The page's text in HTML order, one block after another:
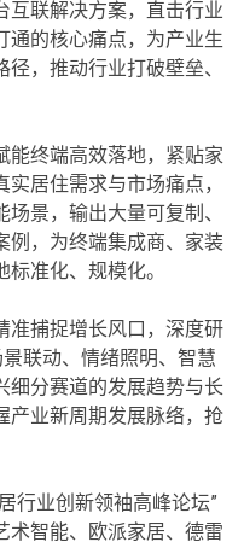
互联解决方案，直击行业
通的核心痛点，为产业生
，推动行业打破壁垒、
能终端高效落地，紧贴家
居住需求与市场痛点，
景，输出大量可复制、
例，为终端集成商、家装
准化、规模化。
准捕捉增长风口，深度研
联动、情绪照明、智慧
细分赛道的发展趋势与长
产业新周期发展脉络，抢
行业创新领袖高峰论坛”
术智能、欧派家居、德雷